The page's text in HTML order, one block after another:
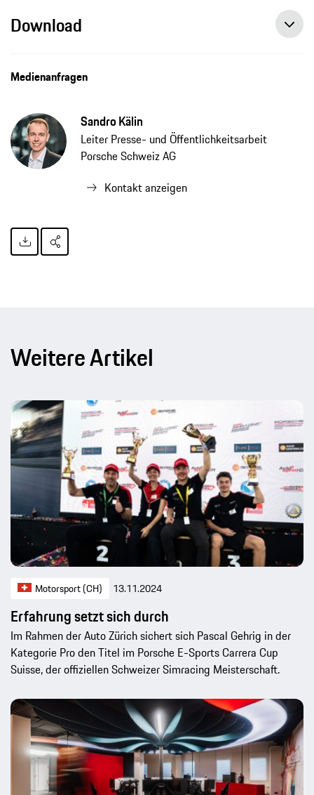
Download
Medienanfragen
Sandro Kälin
Leiter Presse- und Öffentlichkeitsarbeit
Porsche Schweiz AG
Kontakt anzeigen
Weitere Artikel
Motorsport (CH) 13.11.2024
Erfahrung setzt sich durch
Im Rahmen der Auto Zürich sichert sich Pascal Gehrig in der
Kategorie Pro den Titel im Porsche E-Sports Carrera Cup
Suisse, der offiziellen Schweizer Simracing Meisterschaft.